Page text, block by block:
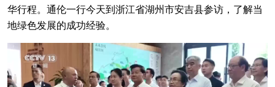
华行程。通伦一行今天到浙江省湖州市安吉县参访，了解当
地绿色发展的成功经验。